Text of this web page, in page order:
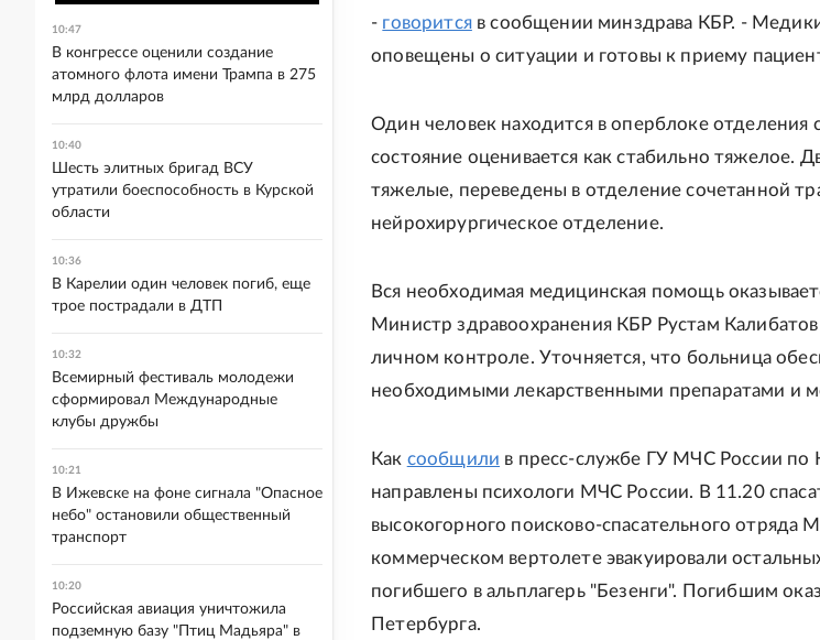
- говоритсяв сообщении минздрава КБР. -
оповещены о ситуации и готовы к приему
Один человек находится в оперблоке отделения
состояние оценивается как стабильно тяжелое.
тяжелые, переведены в отделение сочетанной
нейрохирургическое отделение.
Вся необходимая медицинская помощь
Министр здравоохранения КБР Рустам
личном контроле. Уточняется, что больница
необходимыми лекарственными препаратами и
Как сообщили в пресс-службе ГУ МЧС России по
направлены психологи МЧС России. В 11.20
высокогорного поисково-спасательного отряда
коммерческом вертолете эвакуировали
погибшего в альплагерь "Безенги". Погибшим
Петербурга.
10:47
В конгрессе оценили создание
атомного флота имени Трампа в 275
млрд долларов
10:40
Шесть элитных бригад ВСУ
утратили боеспособность в Курской
области
10:36
В Карелии один человек погиб, еще
трое пострадали в ДТП
10:32
Всемирный фестиваль молодежи
сформировал Международные
клубы дружбы
10:21
В Ижевске на фоне сигнала "Опасное
небо" остановили общественный
транспорт
10:20
Российская авиация уничтожила
подземную базу "Птиц Мадьяра" в